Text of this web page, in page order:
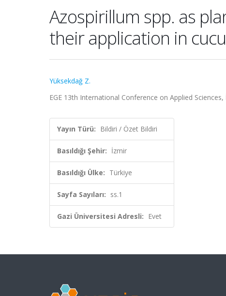
Azospirillum spp. as
their application in
Yüksekdağ Z.
EGE 13th International Conference on Applied
Yayın Türü: Bildiri / Özet Bildiri
Basıldığı Şehir: İzmir
Basıldığı Ülke: Türkiye
Sayfa Sayıları: ss.1
Gazi Üniversitesi Adresli: Evet